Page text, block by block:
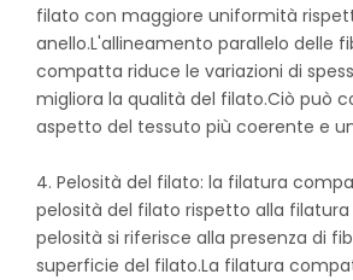
filato con maggiore uniformità
anello.L'allineamento parallelo delle
compatta riduce le variazioni di
migliora la qualità del filato.Ciò può
aspetto del tessuto più coerente e
4. Pelosità del filato: la filatura
pelosità del filato rispetto alla filatura
pelosità si riferisce alla presenza di
superficie del filato.La filatura